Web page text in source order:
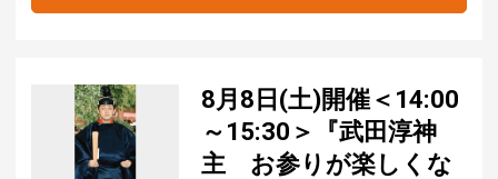
8月8日(土)開催＜14:00
～15:30＞『武田淳神
主 お参りが楽しくな